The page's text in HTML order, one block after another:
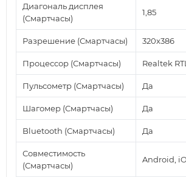
Диагональ дисплея
(Смартчасы)
1,85
Разрешение (Смартчасы) 320x386
Процессор (Смартчасы) Realtek
Пульсометр (Смартчасы) Да
Шагомер (Смартчасы) Да
Bluetooth (Смартчасы) Да
Совместимость
(Смартчасы)
Android,